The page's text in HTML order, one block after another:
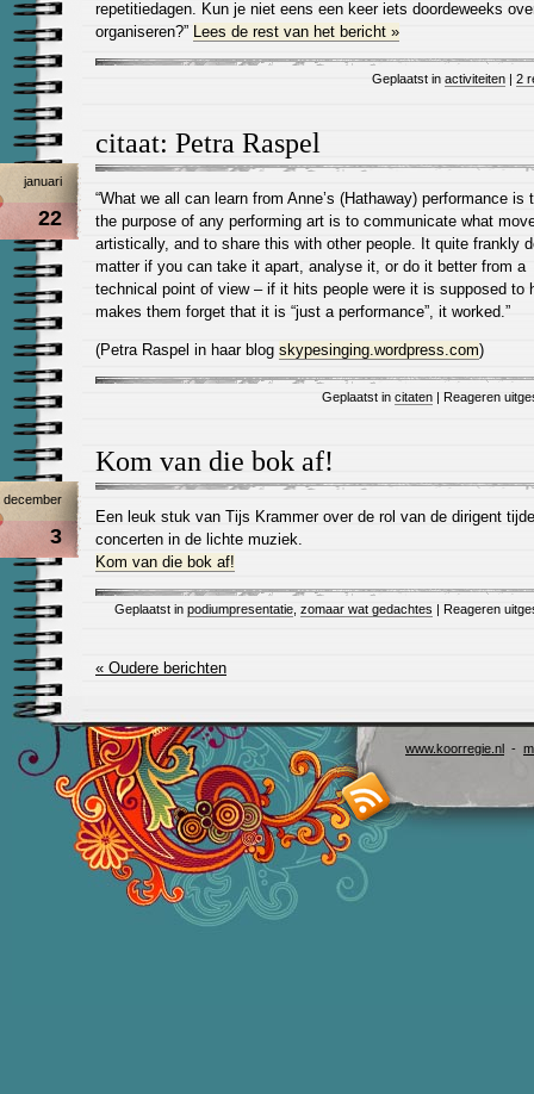
repetitiedagen. Kun je niet eens een keer iets doordeweeks
organiseren?” Lees de rest van het bericht »
Geplaatst in activiteiten | 2
citaat: Petra Raspel
januari
22
“What we all can learn from Anne’s (Hathaway) performance is
the purpose of any performing art is to communicate what
artistically, and to share this with other people. It quite frankly
matter if you can take it apart, analyse it, or do it better from a
technical point of view – if it hits people were it is supposed to
makes them forget that it is “just a performance”, it worked.”
(Petra Raspel in haar blog skypesinging.wordpress.com)
Geplaatst in citaten | Reageren
Kom van die bok af!
december
3
Een leuk stuk van Tijs Krammer over de rol van de dirigent
concerten in de lichte muziek.
Kom van die bok af!
Geplaatst in podiumpresentatie zomaar wat gedachtes | Reageren
« Oudere berichten
www.koorregie.nl -